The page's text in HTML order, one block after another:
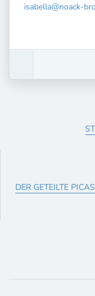
isabella@noack-
DER GETEILTE